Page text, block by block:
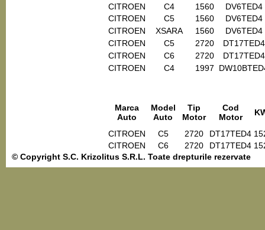
CITROEN
C4 1560
DV6TED4
CITROEN
C5 1560
DV6TED4
CITROEN
XSARA 1560
DV6TED4
CITROEN
C5 2720
DT17TED4
CITROEN
C6 2720
DT17TED4
CITROEN
C4 1997
Marca
Auto
Model
Auto
Tip
Motor
Cod
Motor
CITROEN C5 2720 DT17TED4
CITROEN
C6 2720 DT17TED4
© Copyright S.C. Krizolitus S.R.L. Toate drepturile rezervate